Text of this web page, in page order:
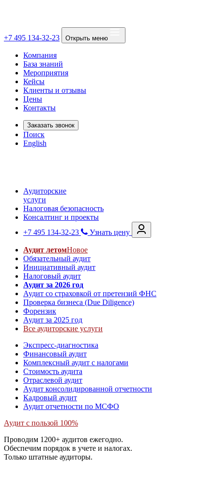
+7 495 134-32-23 Открыть меню
Компания
База знаний
Мероприятия
Кейсы
Клиенты и отзывы
Цены
Контакты
Заказать звонок
Поиск
English
Аудиторские
услуги
Налоговая безопасность
Консалтинг и проекты
+7 495 134-32-23
Узнать цену
Аудит летомНовое
Обязательный аудит
Инициативный аудит
Налоговый аудит
Аудит за 2026 год
Аудит со страховкой от претензий ФНС
Проверка бизнеса (Due Diligence)
Форензик
Аудит за 2025 год
Все аудиторские услуги
Экспресс-диагностика
Финансовый аудит
Комплексный аудит с налогами
Стоимость аудита
Отраслевой аудит
Аудит консолидированной отчетности
Кадровый аудит
Аудит отчетности по МСФО
Аудит с пользой 100%
Проводим 1200+ аудитов ежегодно.
Обеспечим порядок в учете и налогах.
Только штатные аудиторы.